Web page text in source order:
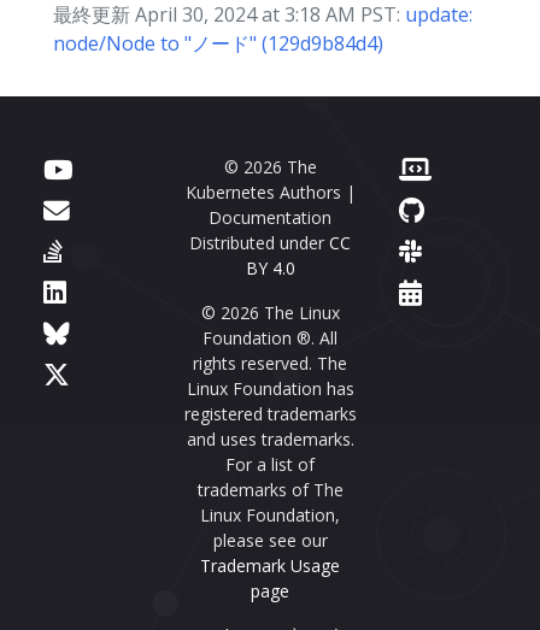
最終更新 April 30, 2024 at 3:18 AM PST: update:
node/Node to "ノード" (129d9b84d4)
© 2026 The
Kubernetes Authors |
Documentation
Distributed under CC
BY 4.0
© 2026 The Linux
Foundation ®. All
rights reserved. The
Linux Foundation has
registered trademarks
and uses trademarks.
For a list of
trademarks of The
Linux Foundation,
please see our
Trademark Usage
page